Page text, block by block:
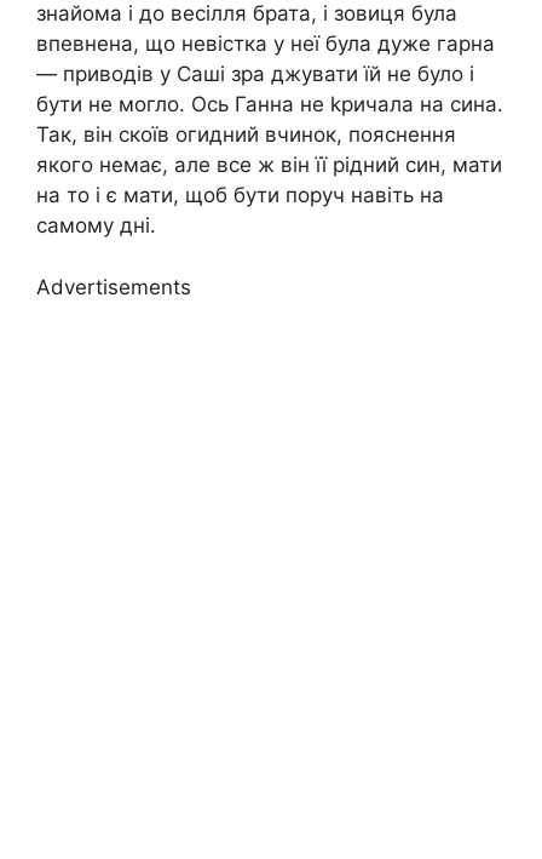
знайома і до весілля брата, і зовиця була
впевнена, що невістка у неї була дуже гарна
— приводів у Саші зра джувати їй не було і
бути не могло. Ось Ганна не kричала на сина.
Так, він скоїв огидний вчинок, пояснення
якого немає, але все ж він її рідний син, мати
на то і є мати, щоб бути поруч навіть на
самому дні.
Advertisements